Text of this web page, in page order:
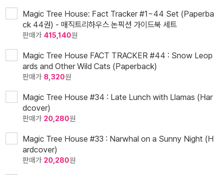
Magic Tree House: Fact Tracker #1~44 Set (Paperba
ck 44권) - 매직트리하우스 논픽션 가이드북 세트
판매가 415,140원
Magic Tree House FACT TRACKER #44 : Snow Leop
ards and Other Wild Cats (Paperback)
판매가 8,320원
Magic Tree House #34 : Late Lunch with Llamas (Har
dcover)
판매가 20,280원
Magic Tree House #33 : Narwhal on a Sunny Night (H
ardcover)
판매가 20,280원